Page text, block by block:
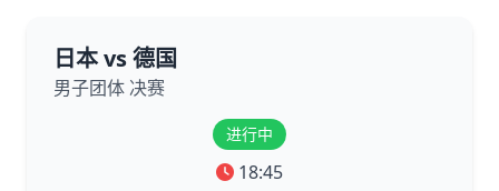
日本 vs 德国
男子团体 决赛
进行中
18:45